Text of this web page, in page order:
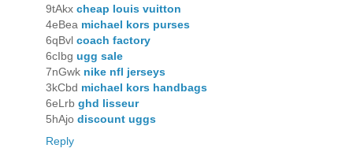
9tAkx cheap louis vuitton
4eBea michael kors purses
6qBvl coach factory
6cIbg ugg sale
7nGwk nike nfl jerseys
3kCbd michael kors handbags
6eLrb ghd lisseur
5hAjo discount uggs
Reply